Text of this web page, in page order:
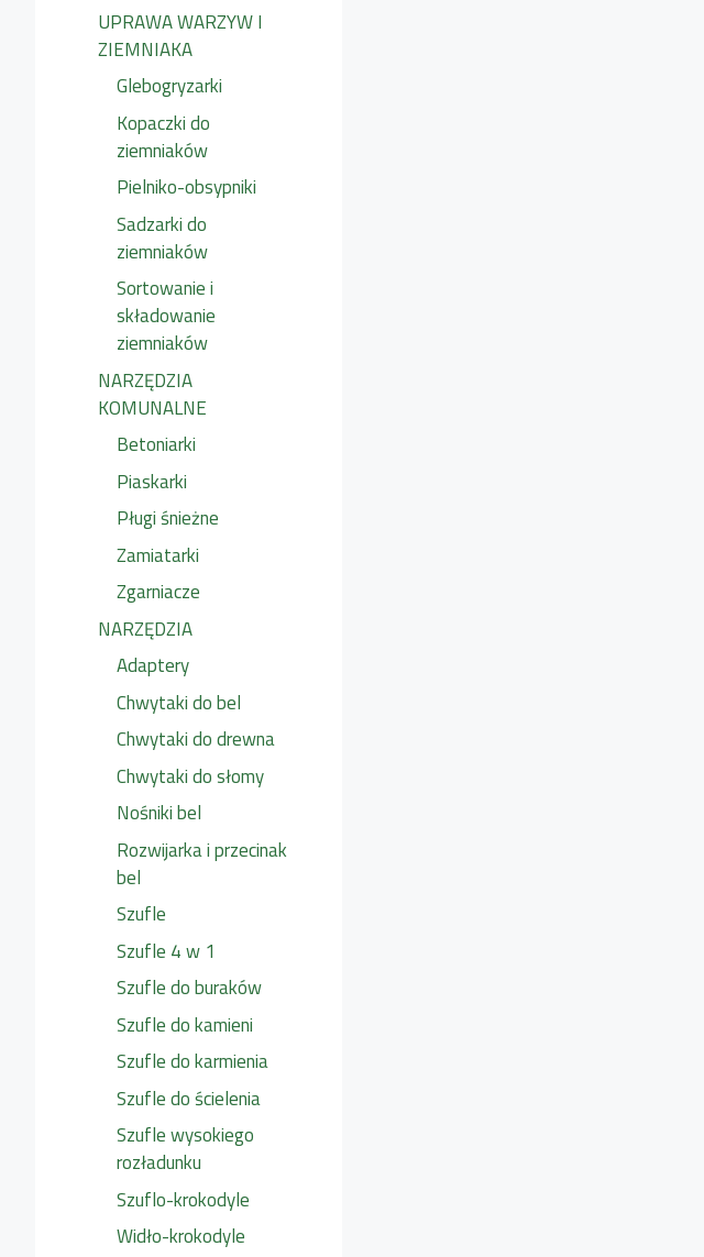
UPRAWA WARZYW I
ZIEMNIAKA
Glebogryzarki
Kopaczki do
ziemniaków
Pielniko-obsypniki
Sadzarki do
ziemniaków
Sortowanie i
składowanie
ziemniaków
NARZĘDZIA
KOMUNALNE
Betoniarki
Piaskarki
Pługi śnieżne
Zamiatarki
Zgarniacze
NARZĘDZIA
Adaptery
Chwytaki do bel
Chwytaki do drewna
Chwytaki do słomy
Nośniki bel
Rozwijarka i przecinak
bel
Szufle
Szufle 4 w 1
Szufle do buraków
Szufle do kamieni
Szufle do karmienia
Szufle do ścielenia
Szufle wysokiego
rozładunku
Szuflo-krokodyle
Widło-krokodyle